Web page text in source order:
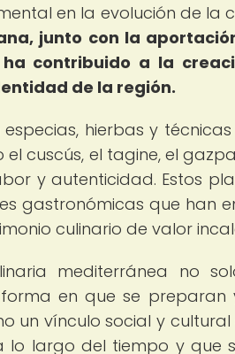
en la evolución de la
junto con la
contribuido a la
de la región.
hierbas y
cuscús, el tagine, el
y autenticidad. Estos
gastronómicas que han
culinario de valor
mediterránea no
en que se
un vínculo social y
largo del tiempo y que